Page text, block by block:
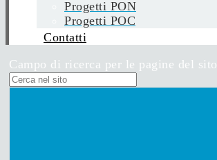
Progetti PON
Progetti POC
Contatti
Campo di ricerca per le pagine del sito